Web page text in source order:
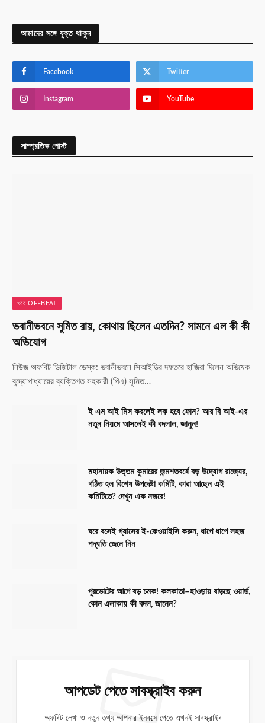
আমাদের সঙ্গে যুক্ত থাকুন
Facebook Twitter
Instagram YouTube
সাম্প্রতিক পোস্ট
খবর-OFFBEAT
ভবানীভবনে সুমিত রায়, কোথায় ছিলেন এতদিন? সামনে এল কী কী
অভিযোগ
নিউজ অফবিট ডিজিটাল ডেস্ক: ভবানীভবনে সিআইডির দফতরে হাজিরা দিলেন অভিষেক
বন্দ্যোপাধ্যায়ের ব্যক্তিগত সহকারী (পিএ) সুমিত…
ই এম আই মিস করলেই লক হবে ফোন? আর বি আই-এর
নতুন নিয়মে আসলেই কী বদলাল, জানুন!
মহানায়ক উত্তম কুমারের জন্মশতবর্ষে বড় উদ্যোগ রাজ্যের,
গঠিত হল বিশেষ উপদেষ্টা কমিটি, কারা আছেন এই
কমিটিতে? দেখুন এক নজরে!
ঘরে বসেই গ্যাসের ই-কেওয়াইসি করুন, ধাপে ধাপে সহজ
পদ্ধতি জেনে নিন
পুরভোটের আগে বড় চমক! কলকাতা–হাওড়ায় বাড়ছে ওয়ার্ড,
কোন এলাকায় কী বদল, জানেন?
আপডেট পেতে সাবস্ক্রাইব করুন
অফবিট লেখা ও নতুন তথ্য আপনার ইনবক্সে পেতে এখনই সাবস্ক্রাইব